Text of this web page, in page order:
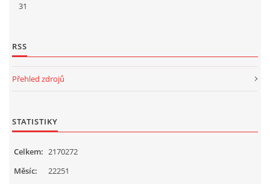
31
RSS
Přehled zdrojů
STATISTIKY
Celkem: 2170272
Měsíc:
22251